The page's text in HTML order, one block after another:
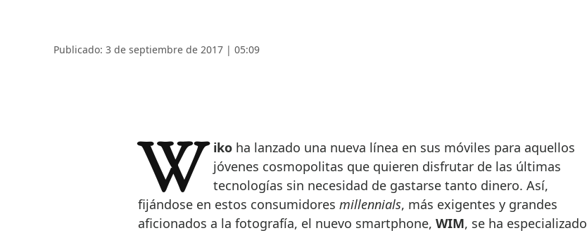
Publicado: 3 de septiembre de 2017 | 05:09
Wikoha lanzado una nueva línea en sus móviles para aquellos
jóvenes cosmopolitas que quieren disfrutar de las últimas
tecnologías sin necesidad de gastarse tanto dinero. Así,
fijándose en estos consumidores millennials, más exigentes y grandes
aficionados a la fotografía, el nuevo smartphone, WIM, se ha especializado